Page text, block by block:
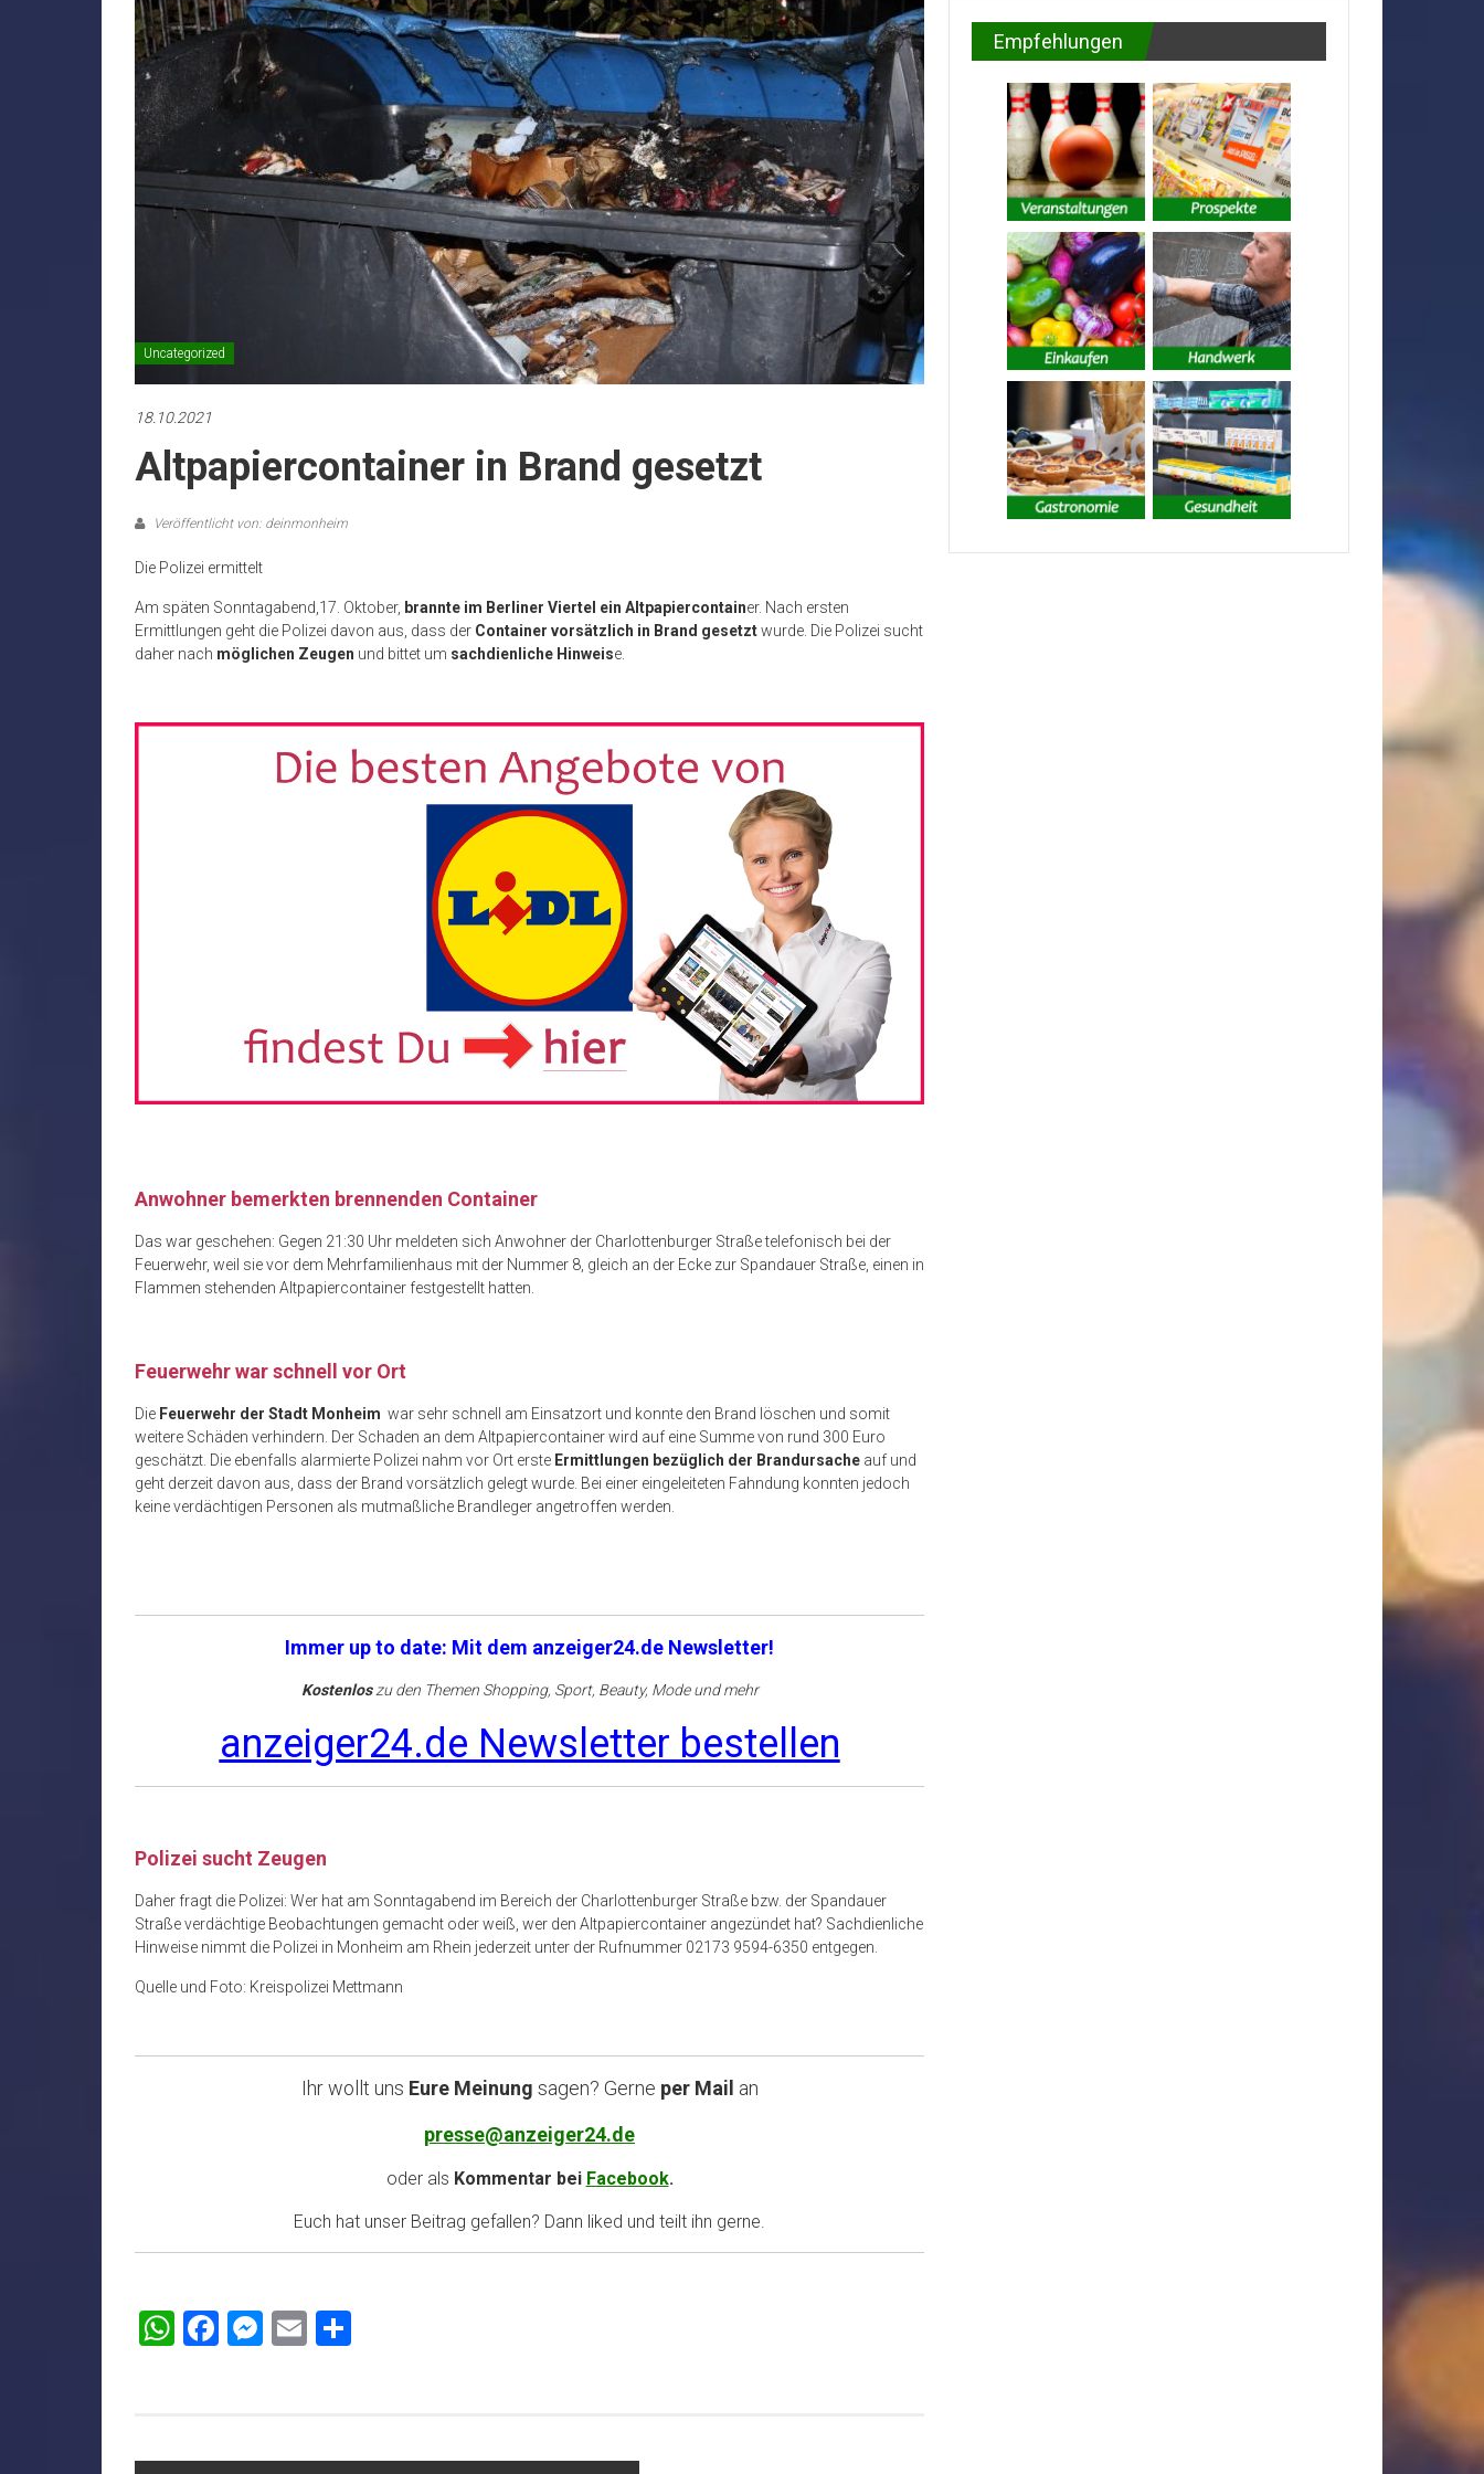
Uncategorized
18.10.2021
Altpapiercontainer in Brand gesetzt
Veröffentlicht von: deinmonheim
Die Polizei ermittelt
Am späten Sonntagabend,17. Oktober, brannte im Berliner Viertel ein Altpapiercontainer. Nach ersten
Ermittlungen geht die Polizei davon aus, dass der Container vorsätzlich in Brand gesetztwurde. Die Polizei sucht
daher nach möglichen Zeugen und bittet um sachdienliche Hinweise.
Anwohner bemerkten brennenden Container
Das war geschehen: Gegen 21:30 Uhr meldeten sich Anwohner der Charlottenburger Straße telefonisch bei der
Feuerwehr, weil sie vor dem Mehrfamilienhaus mit der Nummer 8, gleich an der Ecke zur Spandauer Straße, einen in
Flammen stehenden Altpapiercontainer festgestellt hatten.
Feuerwehr war schnell vor Ort
Die Feuerwehr der Stadt Monheim war sehr schnell am Einsatzort und konnte den Brand löschen und somit
weitere Schäden verhindern. Der Schaden an dem Altpapiercontainer wird auf eine Summe von rund 300 Euro
geschätzt. Die ebenfalls alarmierte Polizei nahm vor Ort erste Ermittlungen bezüglich der Brandursache auf und
geht derzeit davon aus, dass der Brand vorsätzlich gelegt wurde. Bei einer eingeleiteten Fahndung konnten jedoch
keine verdächtigen Personen als mutmaßliche Brandleger angetroffen werden.
Immer up to date: Mit dem anzeiger24.de Newsletter!
Kostenloszu den Themen Shopping, Sport, Beauty, Mode und mehr
anzeiger24.de Newsletter bestellen
Polizei sucht Zeugen
Daher fragt die Polizei: Wer hat am Sonntagabend im Bereich der Charlottenburger Straße bzw. der Spandauer
Straße verdächtige Beobachtungen gemacht oder weiß, wer den Altpapiercontainer angezündet hat? Sachdienliche
Hinweise nimmt die Polizei in Monheim am Rhein jederzeit unter der Rufnummer 02173 9594-6350 entgegen.
Quelle und Foto: Kreispolizei Mettmann
Ihr wollt uns Eure Meinung sagen? Gerne per Mail an
presse@anzeiger24.de
oder als Kommentar bei Facebook.
Euch hat unser Beitrag gefallen? Dann liked und teilt ihn gerne.
WhatsApp
Facebook
Messenger
Email
Empfehlungen